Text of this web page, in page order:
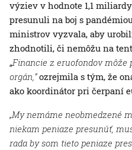
výziev v hodnote 1,1
presunuli na boj s
ministrov vyzvala, aby
zhodnotili, či nemôžu na
„Financie z eruofondov
orgán,“ozrejmila s tým, že
ako koordinátor pri čerpaní
„My nemáme neobmedzené
niekam peniaze presunúť,
rada by som tieto peniaze